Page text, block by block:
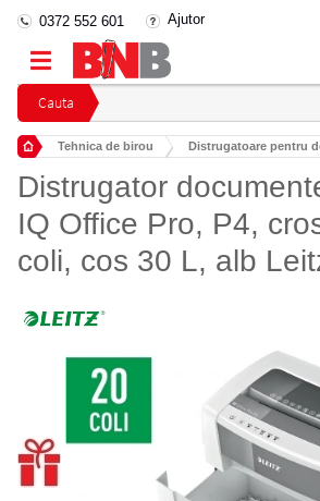
Cauta
0372 552 601 Ajutor
Tehnica de birou Distrugatoare pentru
Distrugator
IQ Office Pro, P4,
coli, cos 30 L, alb